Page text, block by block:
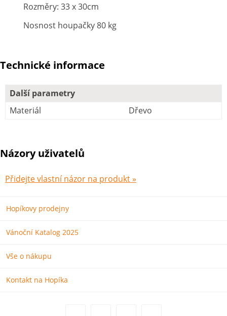
Rozměry: 33 x 30cm
Nosnost houpačky 80 kg
Technické informace
Další parametry
Materiál
Dřevo
Názory uživatelů
Přidejte vlastní názor na produkt »
Hopíkovy prodejny
Vánoční Katalog 2025
Vše o nákupu
Kontakt na Hopíka